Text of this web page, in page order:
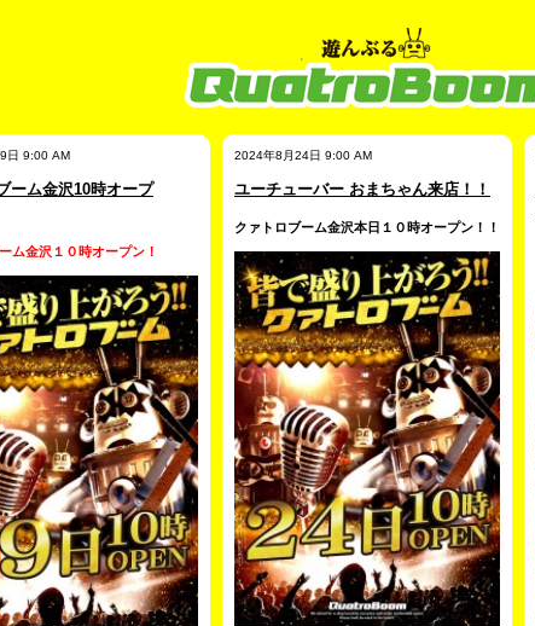
日 9:00 AM
ーム金沢10時オープ
ム金沢１０時オープン！
2024年8月24日 9:00 AM
ユーチューバー おまちゃん来店！！
クァトロブーム金沢本日１０時オープン！！